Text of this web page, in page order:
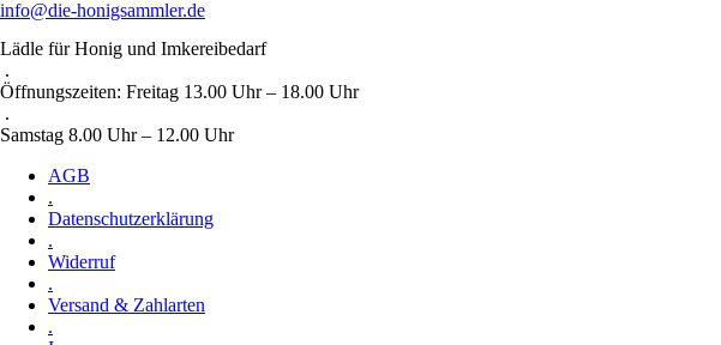
info@die-honigsammler.de
Lädle für Honig und Imkereibedarf
.
Öffnungszeiten: Freitag 13.00 Uhr – 18.00 Uhr
.
Samstag 8.00 Uhr – 12.00 Uhr
AGB
.
Datenschutzerklärung
.
Widerruf
.
Versand & Zahlarten
.